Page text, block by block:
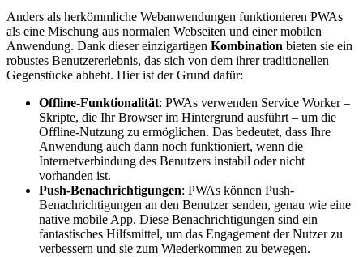
Anders als herkömmliche Webanwendungen funktionieren PWAs
als eine Mischung aus normalen Webseiten und einer mobilen
Anwendung. Dank dieser einzigartigen Kombination bieten sie ein
robustes Benutzererlebnis, das sich von dem ihrer traditionellen
Gegenstücke abhebt. Hier ist der Grund dafür:
Offline-Funktionalität: PWAs verwenden Service Worker –
Skripte, die Ihr Browser im Hintergrund ausführt – um die
Offline-Nutzung zu ermöglichen. Das bedeutet, dass Ihre
Anwendung auch dann noch funktioniert, wenn die
Internetverbindung des Benutzers instabil oder nicht
vorhanden ist.
Push-Benachrichtigungen: PWAs können Push-
Benachrichtigungen an den Benutzer senden, genau wie eine
native mobile App. Diese Benachrichtigungen sind ein
fantastisches Hilfsmittel, um das Engagement der Nutzer zu
verbessern und sie zum Wiederkommen zu bewegen.